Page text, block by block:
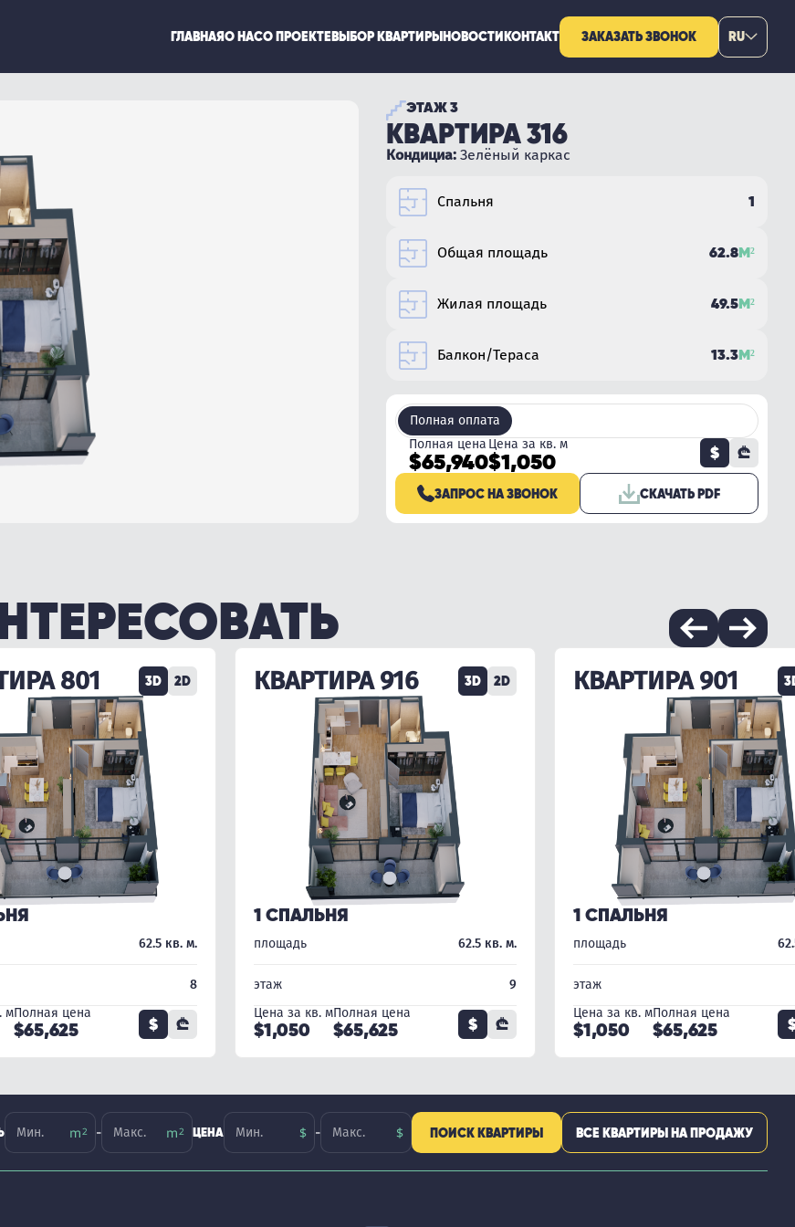
ГЛАВНАЯО НАСО ПРОЕКТЕВЫБОР КВАРТИРЫНОВОСТИКОНТАКТ ЗАКАЗАТЬ ЗВОНОК RU
ЭТАЖ 3
КВАРТИРА 316
Кондициа: Зелёный каркас
Спальня 1
Общая площадь 62.8М²
Жилая площадь 49.5М²
Балкон/Тераса 13.3М²
Полная оплата
Полная цена
$65,940
Цена за кв. м
$1,050 $ ₾
ЗАПРОС НА ЗВОНОК СКАЧАТЬ PDF
801 3D 2D
62.5 кв. м.
8
мПолная цена
$65,625 $ ₾
КВАРТИРА 916 3D 2D
1 СПАЛЬНЯ
площадь 62.5 кв. м.
этаж
9
Цена за кв. м
$1,050
Полная цена
$65,625 $ ₾
КВАРТИРА 901
1 СПАЛЬНЯ
площадь
этаж
Цена за кв. м
$1,050
Полная цена
$65,625
- ЦЕНА - ПОИСК КВАРТИРЫ ВСЕ КВАРТИРЫ НА ПРОДАЖУ